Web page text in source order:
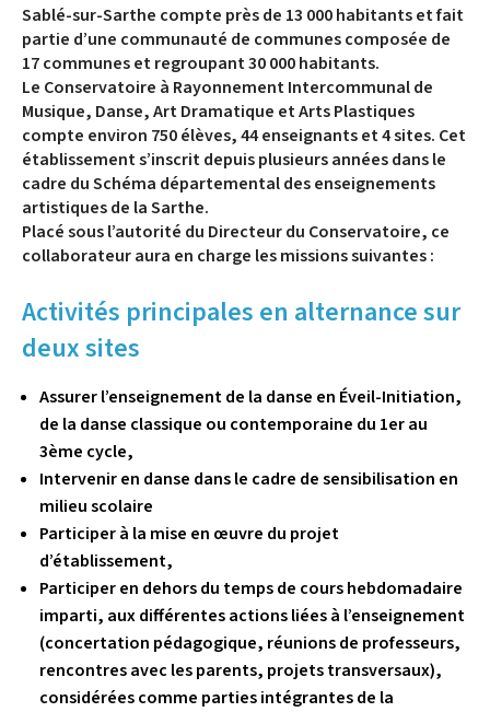
Sablé-sur-Sarthe compte près de 13 000 habitants et fait
partie d’une communauté de communes composée de
17 communes et regroupant 30 000 habitants.
Le Conservatoire à Rayonnement Intercommunal de
Musique, Danse, Art Dramatique et Arts Plastiques
compte environ 750 élèves, 44 enseignants et 4 sites. Cet
établissement s’inscrit depuis plusieurs années dans le
cadre du Schéma départemental des enseignements
artistiques de la Sarthe.
Placé sous l’autorité du Directeur du Conservatoire, ce
collaborateur aura en charge les missions suivantes :
Activités principales en alternance sur
deux sites
Assurer l’enseignement de la danse en Éveil-Initiation,
de la danse classique ou contemporaine du 1er au
3ème cycle,
Intervenir en danse dans le cadre de sensibilisation en
milieu scolaire
Participer à la mise en œuvre du projet
d’établissement,
Participer en dehors du temps de cours hebdomadaire
imparti, aux différentes actions liées à l’enseignement
(concertation pédagogique, réunions de professeurs,
rencontres avec les parents, projets transversaux),
considérées comme parties intégrantes de la